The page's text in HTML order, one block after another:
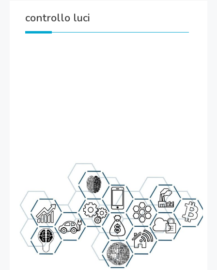
controllo luci